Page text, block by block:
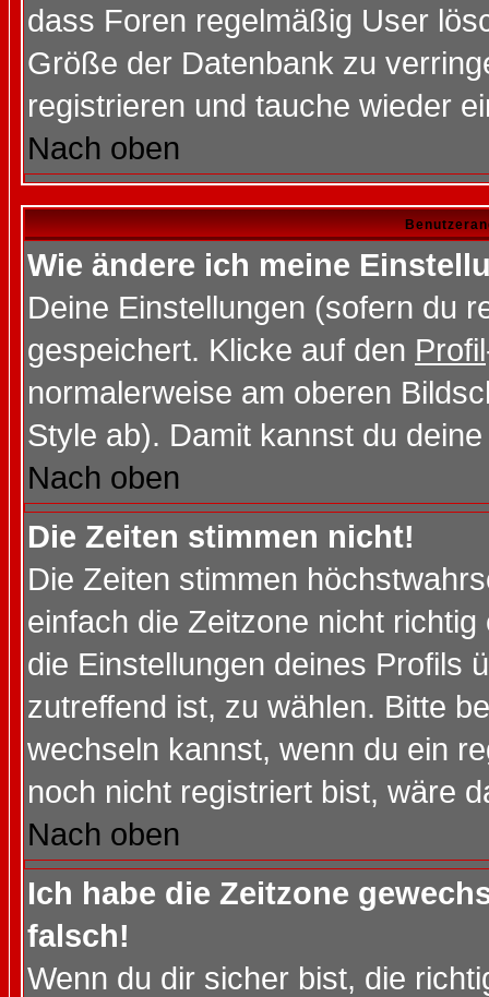
dass Foren regelmäßig User
Größe der Datenbank zu
registrieren und tauche wieder
Nach oben
Wie ändere ich meine
Deine Einstellungen (sofern du
gespeichert. Klicke auf den Profil
normalerweise am oberen
Style ab). Damit kannst du
Nach oben
Die Zeiten stimmen nicht!
Die Zeiten stimmen
einfach die Zeitzone nicht
die Einstellungen deines Profils
zutreffend ist, zu wählen. Bitte
wechseln kannst, wenn du ein
noch nicht registriert bist, wäre
Nach oben
Ich habe die Zeitzone
falsch!
Wenn du dir sicher bist, die